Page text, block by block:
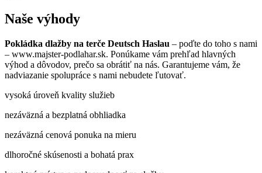
Naše výhody
Pokládka dlažby na terče Deutsch Haslau – poďte do toho s nami
– www.majster-podlahar.sk. Ponúkame vám prehľad hlavných
výhod a dôvodov, prečo sa obrátiť na nás. Garantujeme vám, že
nadviazanie spolupráce s nami nebudete ľutovať.
vysoká úroveň kvality služieb
nezáväzná a bezplatná obhliadka
nezáväzná cenová ponuka na mieru
dlhoročné skúsenosti a bohatá prax